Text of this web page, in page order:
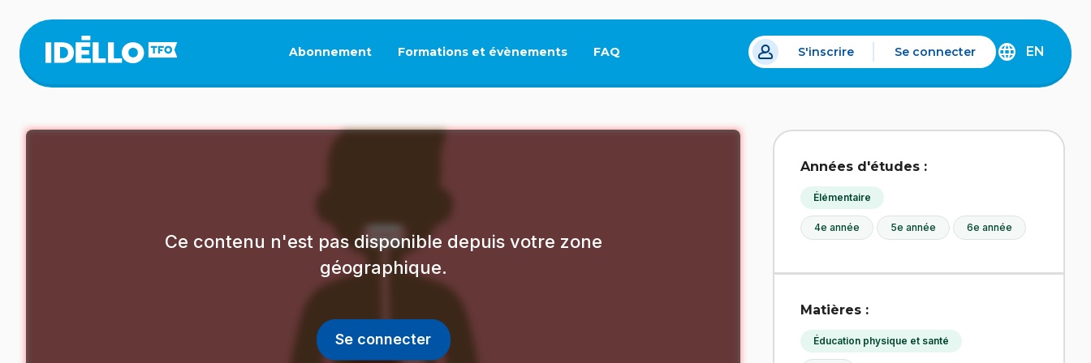
contenu
principal
Abonnement Formations et évènements FAQ
Ce lien s'ouvrira dans un nouvel onglet.
S'inscrire Se connecter
DISCOVER
EN
Ce contenu n'est pas disponible depuis votre zone
géographique.
Se connecter
Années d'études :
Élémentaire
4e année 5e année 6e année
Matières :
Éducation physique et santé